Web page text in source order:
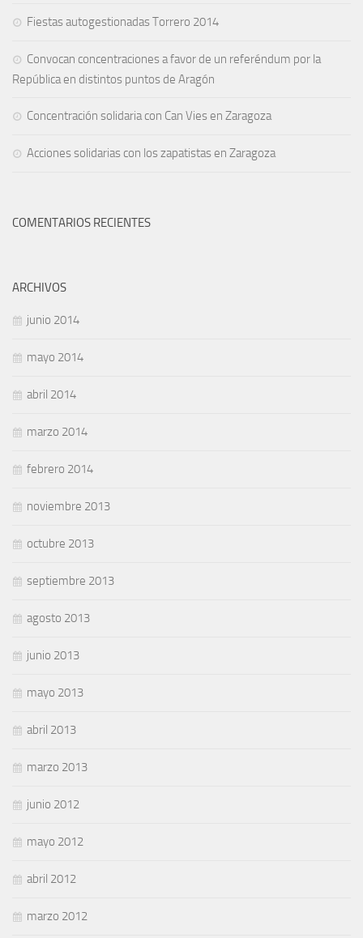
Fiestas autogestionadas Torrero 2014
Convocan concentraciones a favor de un referéndum por la
República en distintos puntos de Aragón
Concentración solidaria con Can Vies en Zaragoza
Acciones solidarias con los zapatistas en Zaragoza
COMENTARIOS RECIENTES
ARCHIVOS
junio 2014
mayo 2014
abril 2014
marzo 2014
febrero 2014
noviembre 2013
octubre 2013
septiembre 2013
agosto 2013
junio 2013
mayo 2013
abril 2013
marzo 2013
junio 2012
mayo 2012
abril 2012
marzo 2012